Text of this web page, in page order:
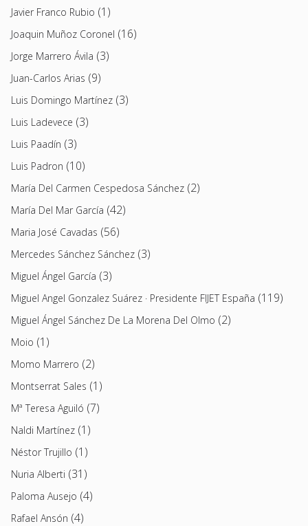
Javier Franco Rubio (1)
Joaquin Muñoz Coronel (16)
Jorge Marrero Ávila (3)
Juan-Carlos Arias (9)
Luis Domingo Martínez (3)
Luis Ladevece (3)
Luis Paadín (3)
Luis Padron (10)
María Del Carmen Cespedosa Sánchez (2)
María Del Mar García (42)
Maria José Cavadas (56)
Mercedes Sánchez Sánchez (3)
Miguel Ángel García (3)
Miguel Angel Gonzalez Suárez · Presidente FIJET España (119)
Miguel Ángel Sánchez De La Morena Del Olmo (2)
Moio (1)
Momo Marrero (2)
Montserrat Sales (1)
Mª Teresa Aguiló (7)
Naldi Martínez (1)
Néstor Trujillo (1)
Nuria Alberti (31)
Paloma Ausejo (4)
Rafael Ansón (4)